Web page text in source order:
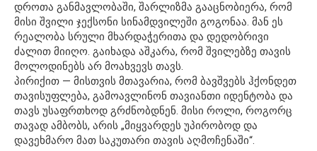
დროთა განმავლობაში, შარლიზმა გააცნობიერა, რომ
მისი შვილი ჯექსონი სინამდვილეში გოგონაა. მან ეს
რეალობა სრული მხარდაჭერითა და დედობრივი
ძალით მიიღო. გაიხადა აშკარა, რომ შვილებზე თავის
მოლოდინებს არ მოახვევს თავს.
პირიქით — მისთვის მთავარია, რომ ბავშვებს ჰქონდეთ
თავისუფლება, გამოავლინონ თავიანთი იდენტობა და
თავს უსაფრთხოდ გრძნობდნენ. მისი როლი, როგორც
თავად ამბობს, არის „მიყვარდეს უპირობოდ და
დავეხმარო მათ საკუთარი თავის აღმოჩენაში“.